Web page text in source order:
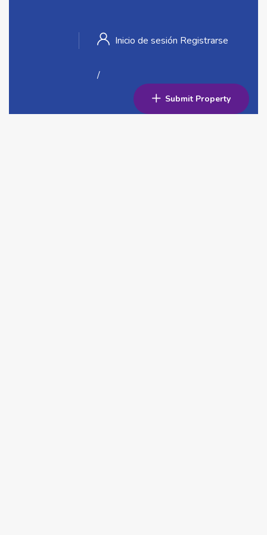
Inicio de sesión
/
Registrarse
Submit Property